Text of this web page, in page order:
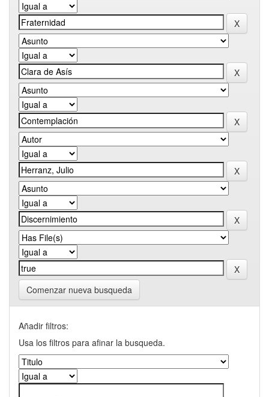
Comenzar nueva busqueda
Añadir filtros:
Usa los filtros para afinar la busqueda.